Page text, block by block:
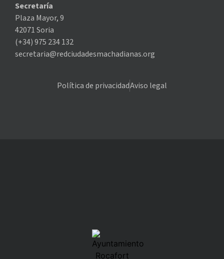
Secretaría
Plaza Mayor, 9
42071 Soria
(+34) 975 234 132
secretaria@redciudadesmachadianas.org
Política de privacidadAviso legal